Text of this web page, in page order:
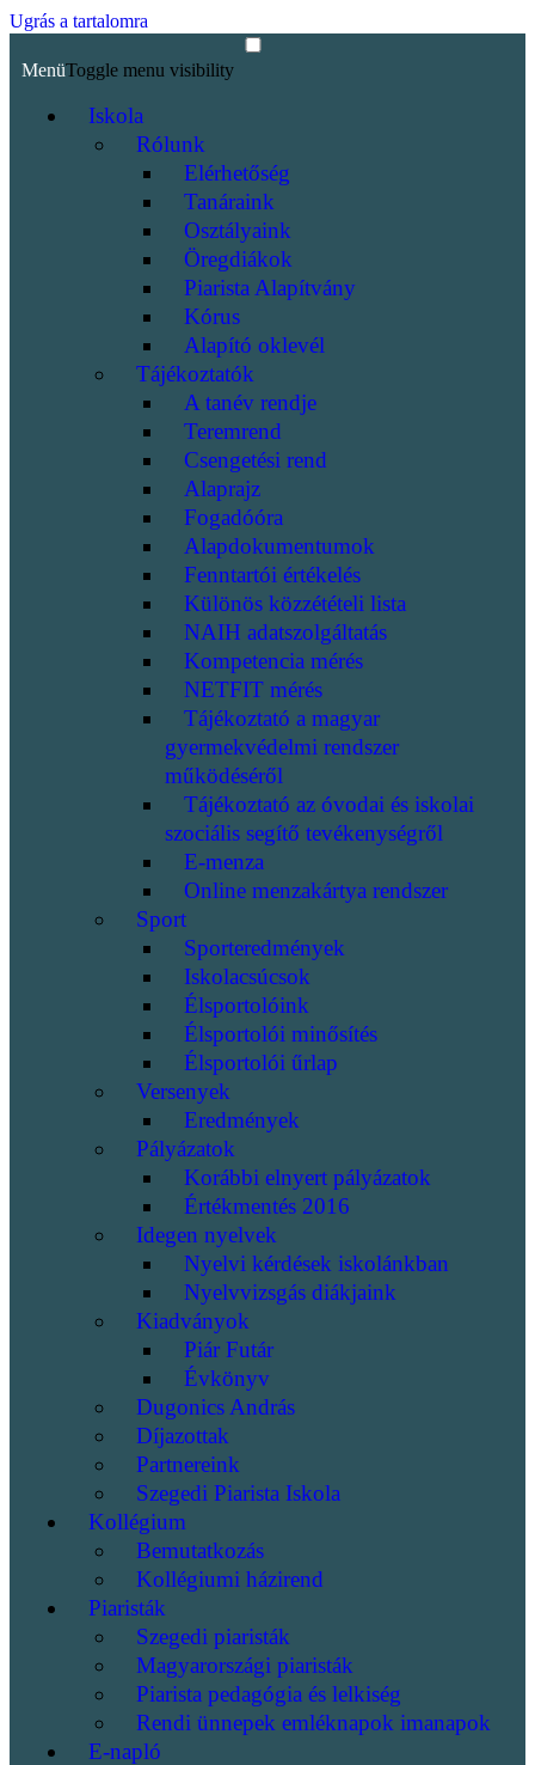
Ugrás a tartalomra
MenüToggle menu visibility
Iskola
Rólunk
Elérhetőség
Tanáraink
Osztályaink
Öregdiákok
Piarista Alapítvány
Kórus
Alapító oklevél
Tájékoztatók
A tanév rendje
Teremrend
Csengetési rend
Alaprajz
Fogadóóra
Alapdokumentumok
Fenntartói értékelés
Különös közzétételi lista
NAIH adatszolgáltatás
Kompetencia mérés
NETFIT mérés
Tájékoztató a magyar
gyermekvédelmi rendszer
működéséről
Tájékoztató az óvodai és iskolai
szociális segítő tevékenységről
E-menza
Online menzakártya rendszer
Sport
Sporteredmények
Iskolacsúcsok
Élsportolóink
Élsportolói minősítés
Élsportolói űrlap
Versenyek
Eredmények
Pályázatok
Korábbi elnyert pályázatok
Értékmentés 2016
Idegen nyelvek
Nyelvi kérdések iskolánkban
Nyelvvizsgás diákjaink
Kiadványok
Piár Futár
Évkönyv
Dugonics András
Díjazottak
Partnereink
Szegedi Piarista Iskola
Kollégium
Bemutatkozás
Kollégiumi házirend
Piaristák
Szegedi piaristák
Magyarországi piaristák
Piarista pedagógia és lelkiség
Rendi ünnepek emléknapok imanapok
E-napló